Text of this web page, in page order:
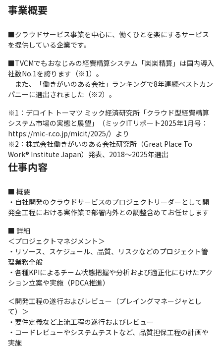
事業概要
■クラウドサービス事業を中心に、働くひとを楽にするサービス
を提供している企業です。
■TVCMでもおなじみの経費精算システム「楽楽精算」は国内導入
社数No.1を誇ります（※1）。
また、「働きがいのある会社」ランキングで8年連続ベストカン
パニーに選出されました（※2）。
※1：デロイト トーマツ ミック経済研究所「クラウド型経費精算
システム市場の実態と展望」（ミックITリポート2025年1月号：
https://mic-r.co.jp/micit/2025/）より
※2：株式会社働きがいのある会社研究所（Great Place To
Work® Institute Japan）発表、2018～2025年選出
仕事内容
■ 概要
・自社開発のクラウドサービスのプロジェクトリーダーとして開
発全工程における実作業で部署内外との調整含めてお任せします
■ 詳細
＜プロジェクトマネジメント＞
・リソース、スケジュール、品質、リスクなどのプロジェクト管
理業務全般
・各種KPIによるチーム状態把握や分析および適正化にむけたアク
ション立案や実施（PDCA推進）
＜開発工程の遂行およびレビュー（プレイングマネージャとし
て）＞
・要件定義など上流工程の遂行およびレビュー
・コードレビューやシステムテストなど、品質担保工程の計画や
実施